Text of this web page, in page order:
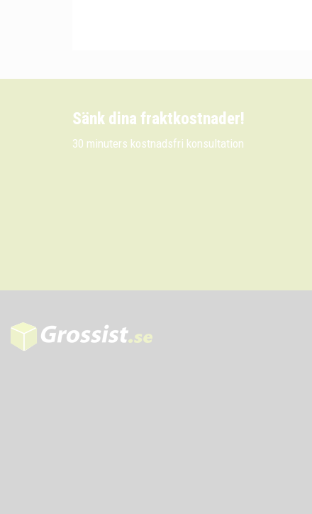
Sänk dina fraktkostnader!
30 minuters kostnadsfri konsultation